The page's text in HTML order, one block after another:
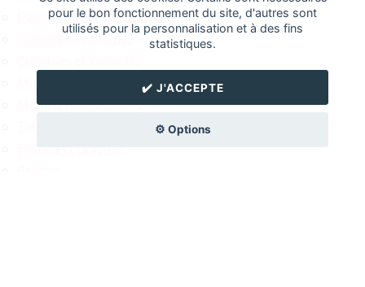
Pâte à tartiner maison
Cookies et variantes
Mug Cake/Cake minute
Muffins (salés/sucrés)
pour le bon fonctionnement du site, d'autres sont
utilisés pour la personnalisation et à des fins
statistiques.
✔️ J'ACCEPTE
⚙️ Options